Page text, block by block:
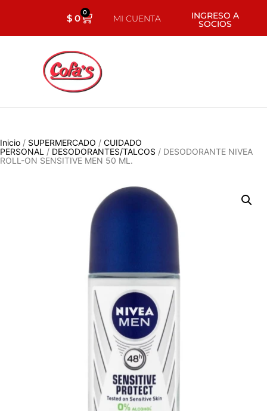
$0 0
MI CUENTA INGRESO A
SOCIOS
Inicio / SUPERMERCADO / CUIDADO
PERSONAL / DESODORANTES/TALCOS / DESODORANTE NIVEA
ROLL-ON SENSITIVE MEN 50 ML.